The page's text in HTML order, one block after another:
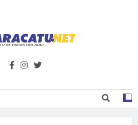
Paracatu.net –
Notícias E
além de tudo sobre esportes e